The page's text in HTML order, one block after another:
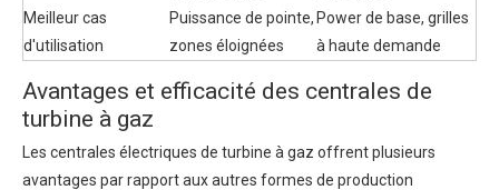
Meilleur cas
d'utilisation
Puissance de pointe,
zones éloignées
Power de base, grilles
à haute demande
Avantages et efficacité des centrales de
turbine à gaz
Les centrales électriques de turbine à gaz offrent plusieurs
avantages par rapport aux autres formes de production